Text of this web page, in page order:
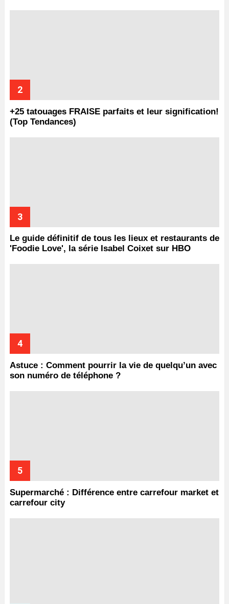
+25 tatouages ​​FRAISE parfaits et leur signification!
(Top Tendances)
Le guide définitif de tous les lieux et restaurants de
'Foodie Love', la série Isabel Coixet sur HBO
Astuce : Comment pourrir la vie de quelqu’un avec
son numéro de téléphone ?
Supermarché : Différence entre carrefour market et
carrefour city